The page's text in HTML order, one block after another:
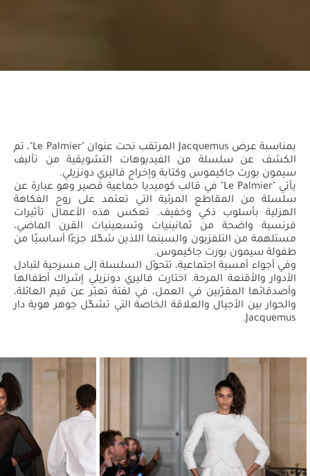
بمناسبة عرض Jacquemus المرتقب تحت عنوان "Le Palmier"، تم
الكشف عن سلسلة من الفيديوهات التشويقية من تأليف
سيمون بورت جاكيموس وكتابة وإخراج فاليري دونزيلي.
يأتي "Le Palmier" في قالب كوميديا جماعية قصير وهو عبارة عن
سلسلة من المقاطع المرئية التي تعتمد على روح الفكاهة
الهزلية بأسلوب ذكي وخفيف. تعكس هذه الأعمال تأثيرات
فرنسية واضحة من ثمانينيات وتسعينيات القرن الماضي،
مستلهمة من التلفزيون والسينما اللذين شكّلا جزءًا أساسيًا من
طفولة سيمون بورت جاكيموس.
وفي أجواء أمسية اجتماعية، تتحوّل السلسلة إلى مسرحية لتبادل
الأدوار والأقنعة المرحة. اختارت فاليري دونزيلي إشراك أطفالها
وأصدقائها المقرّبين في العمل، في لفتة تعبّر عن قيم العائلة،
والحوار بين الأجيال والعلاقة الخاصة التي تشكّل جوهر هوية دار
Jacquemus.